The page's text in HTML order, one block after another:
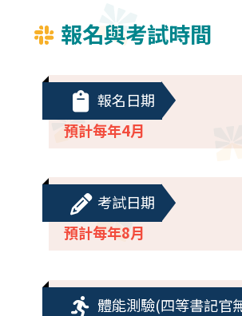
報名與考試時間
報名日期
預計每年4月
考試日期
預計每年8月
體能測驗(四等書記官